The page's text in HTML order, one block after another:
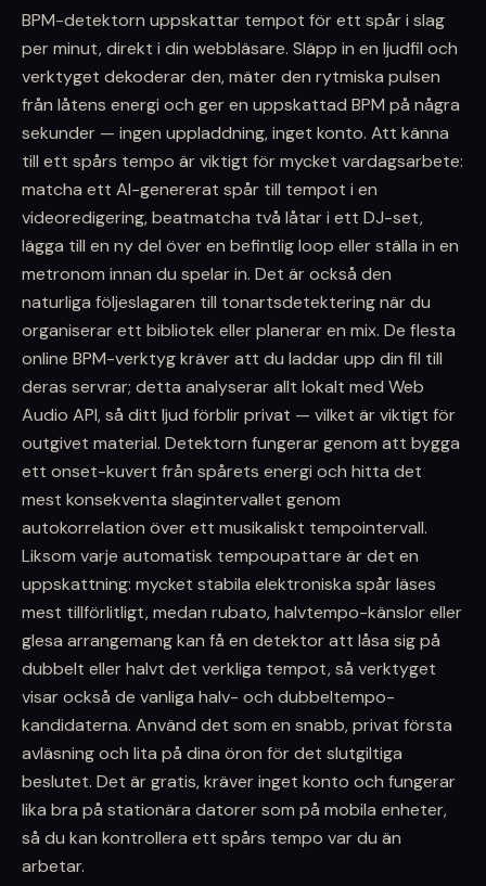
BPM-detektorn uppskattar tempot för ett spår i slag
per minut, direkt i din webbläsare. Släpp in en ljudfil och
verktyget dekoderar den, mäter den rytmiska pulsen
från låtens energi och ger en uppskattad BPM på några
sekunder — ingen uppladdning, inget konto. Att känna
till ett spårs tempo är viktigt för mycket vardagsarbete:
matcha ett AI-genererat spår till tempot i en
videoredigering, beatmatcha två låtar i ett DJ-set,
lägga till en ny del över en befintlig loop eller ställa in en
metronom innan du spelar in. Det är också den
naturliga följeslagaren till tonartsdetektering när du
organiserar ett bibliotek eller planerar en mix. De flesta
online BPM-verktyg kräver att du laddar upp din fil till
deras servrar; detta analyserar allt lokalt med Web
Audio API, så ditt ljud förblir privat — vilket är viktigt för
outgivet material. Detektorn fungerar genom att bygga
ett onset-kuvert från spårets energi och hitta det
mest konsekventa slagintervallet genom
autokorrelation över ett musikaliskt tempointervall.
Liksom varje automatisk tempoupattare är det en
uppskattning: mycket stabila elektroniska spår läses
mest tillförlitligt, medan rubato, halvtempo-känslor eller
glesa arrangemang kan få en detektor att låsa sig på
dubbelt eller halvt det verkliga tempot, så verktyget
visar också de vanliga halv- och dubbeltempo-
kandidaterna. Använd det som en snabb, privat första
avläsning och lita på dina öron för det slutgiltiga
beslutet. Det är gratis, kräver inget konto och fungerar
lika bra på stationära datorer som på mobila enheter,
så du kan kontrollera ett spårs tempo var du än
arbetar.